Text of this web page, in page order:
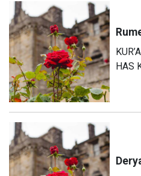
HAS